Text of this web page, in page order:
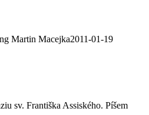
Martin Macejka2011-01-19
sv. Františka Assiského. Píšem